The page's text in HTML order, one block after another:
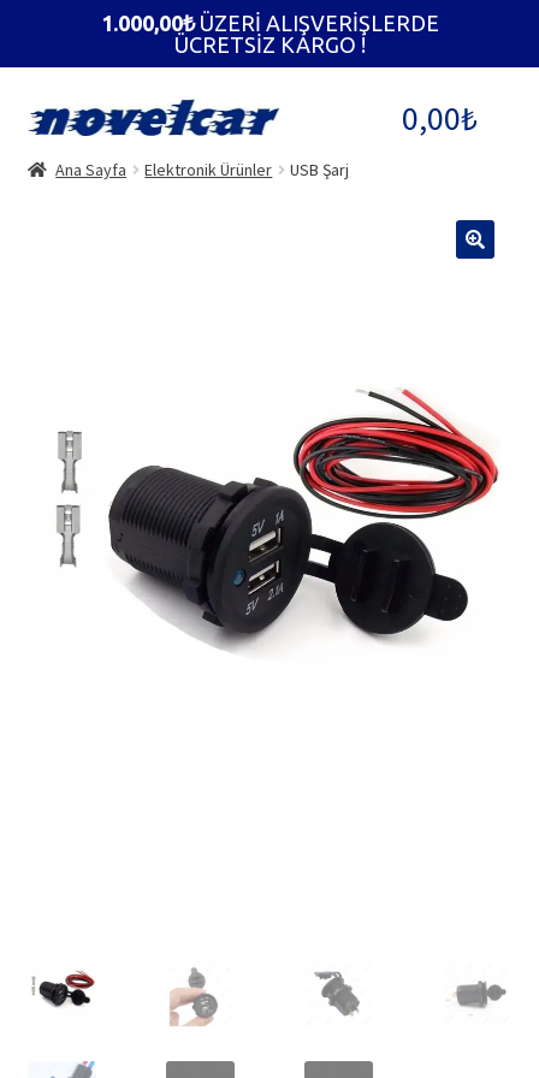
geç
geç
0,00₺
Ana Sayfa Elektronik Ürünler USB Şarj
1.000,00₺ÜZERİ ALIŞVERİŞLERDE
ÜCRETSİZ KARGO !